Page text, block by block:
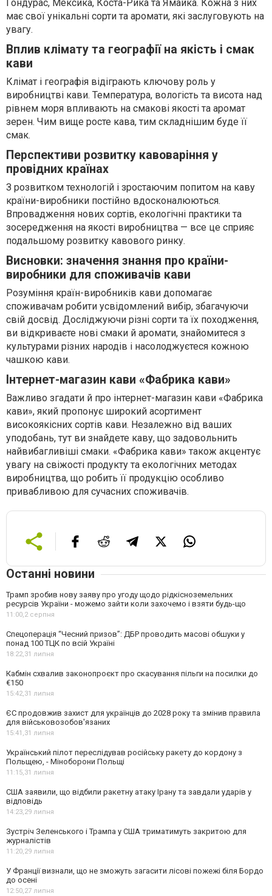
Гондурас, Мексика, Коста-Рика та Ямайка. Кожна з них
має свої унікальні сорти та аромати, які заслуговують на
увагу.
Вплив клімату та географії на якість і смак
кави
Клімат і географія відіграють ключову роль у
виробництві кави. Температура, вологість та висота над
рівнем моря впливають на смакові якості та аромат
зерен. Чим вище росте кава, тим складнішим буде її
смак.
Перспективи розвитку кавоваріння у
провідних країнах
З розвитком технологій і зростаючим попитом на каву
країни-виробники постійно вдосконалюються.
Впровадження нових сортів, екологічні практики та
зосередження на якості виробництва — все це сприяє
подальшому розвитку кавового ринку.
Висновки: значення знання про країни-
виробники для споживачів кави
Розуміння країн-виробників кави допомагає
споживачам робити усвідомлений вибір, збагачуючи
свій досвід. Досліджуючи різні сорти та їх походження,
ви відкриваєте нові смаки й аромати, знайомитеся з
культурами різних народів і насолоджуєтеся кожною
чашкою кави.
Інтернет-магазин кави «Фабрика кави»
Важливо згадати й про інтернет-магазин кави «Фабрика
кави», який пропонує широкий асортимент
високоякісних сортів кави. Незалежно від ваших
уподобань, тут ви знайдете каву, що задовольнить
найвибагливіші смаки. «Фабрика кави» також акцентує
увагу на свіжості продукту та екологічних методах
виробництва, що робить її продукцію особливо
привабливою для сучасних споживачів.
Останні новини
Трамп зробив нову заяву про угоду щодо рідкісноземельних
ресурсів України - можемо зайти коли захочемо і взяти будь-що
11:00,2 серпня
Спецоперація “Чесний призов”: ДБР проводить масові обшуки у
понад 100 ТЦК по всій Україні
18:22,31 липня
Кабмін схвалив законопроєкт про скасування пільги на посилки до
€150
15:42,31 липня
ЄС продовжив захист для українців до 2028 року та змінив правила
для військовозобов'язаних
15:41,31 липня
Український пілот переслідував російську ракету до кордону з
Польщею, - Міноборони Польщі
11:15,31 липня
США заявили, що відбили ракетну атаку Ірану та завдали ударів у
відповідь
14:23,29 липня
Зустріч Зеленського і Трампа у США триматимуть закритою для
журналістів
11:20,29 липня
У Франції визнали, що не зможуть загасити лісові пожежі біля Бордо
до осені
12:50,27 липня